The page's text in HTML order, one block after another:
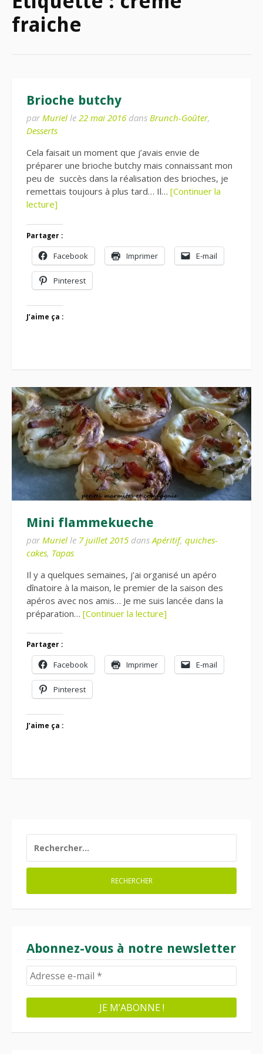
fraiche
Brioche butchy
par Muriel le 22 mai 2016 dans Brunch-Goûter,
Desserts
Cela faisait un moment que j’avais envie de
préparer une brioche butchy mais connaissant mon
peu de succès dans la réalisation des brioches, je
remettais toujours à plus tard… Il… [Continuer la
lecture]
Partager :
Facebook Imprimer E-mail
Pinterest
J’aime ça :
Mini flammekueche
par Muriel le 7 juillet 2015 dans Apéritif, quiches-
cakes, Tapas
Il y a quelques semaines, j’ai organisé un apéro
dînatoire à la maison, le premier de la saison des
apéros avec nos amis… Je me suis lancée dans la
préparation… [Continuer la lecture]
Partager :
Facebook Imprimer E-mail
Pinterest
J’aime ça :
Abonnez-vous à notre newsletter